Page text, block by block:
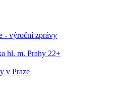
- výroční zprávy
hl. m. Prahy 22+
v Praze